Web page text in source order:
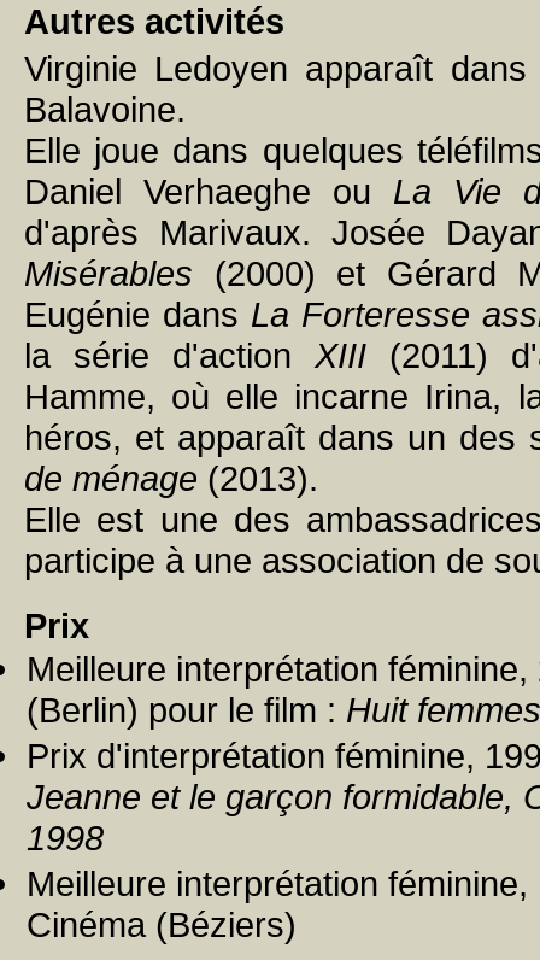
Autres activités
Virginie Ledoyen apparaît
Balavoine.
Elle joue dans quelques
Daniel Verhaeghe ou La Vie
d'après Marivaux. Josée
Misérables (2000) et Gérard
Eugénie dans La Forteresse
la série d'action XIII(2011)
Hamme, où elle incarne Irina,
héros, et apparaît dans un des
de ménage (2013).
Elle est une des
participe à une association de
Prix
Meilleure interprétation
(Berlin) pour le film : Huit femmes
Prix d'interprétation féminine,
Jeanne et le garçon formidable,
1998
Meilleure interprétation
Cinéma (Béziers)